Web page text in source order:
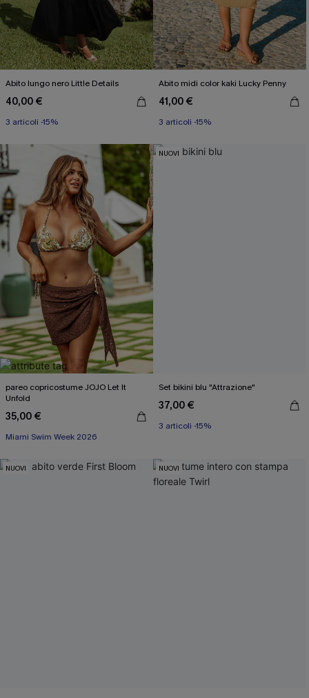
Abito lungo nero Little Details
40,00 €
3 articoli -15%
Abito midi color kaki Lucky Penny
41,00 €
3 articoli -15%
pareo copricostume JOJO Let It
Unfold
35,00 €
3 articoli -15%
Miami Swim Week 2026
NUOVI
Set bikini blu "Attrazione"
37,00 €
3 articoli -15%
NUOVI NUOVI